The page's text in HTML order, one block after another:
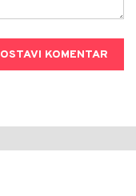
OSTAVI KOMENTAR